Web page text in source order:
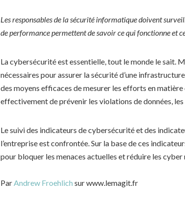
Les responsables de la sécurité informatique doivent
de performance permettent de savoir ce qui fonctionne et
La cybersécurité est essentielle, tout le monde le sait.
nécessaires pour assurer la sécurité d’une
des moyens efficaces de mesurer les efforts en
effectivement de prévenir les violations de données,
Le suivi des indicateurs de cybersécurité et des
l’entreprise est confrontée. Sur la base de ces
pour bloquer les menaces actuelles et réduire les cyber
ParAndrew Froehlich sur www.lemagit.fr